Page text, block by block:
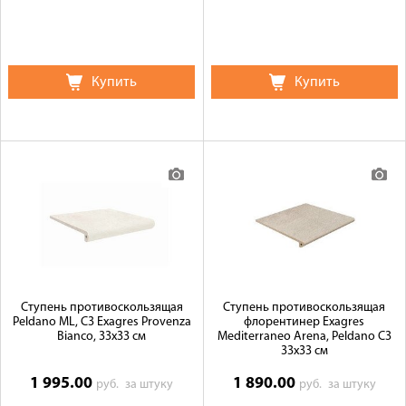
Купить Купить
Ступень противоскользящая
Peldano ML, C3 Exagres Provenza
Bianco, 33x33 см
1 995.00 руб.за штуку
Ступень противоскользящая
флорентинер Exagres
Mediterraneo Arena, Peldano C3
33x33 см
1 890.00 руб. за штуку